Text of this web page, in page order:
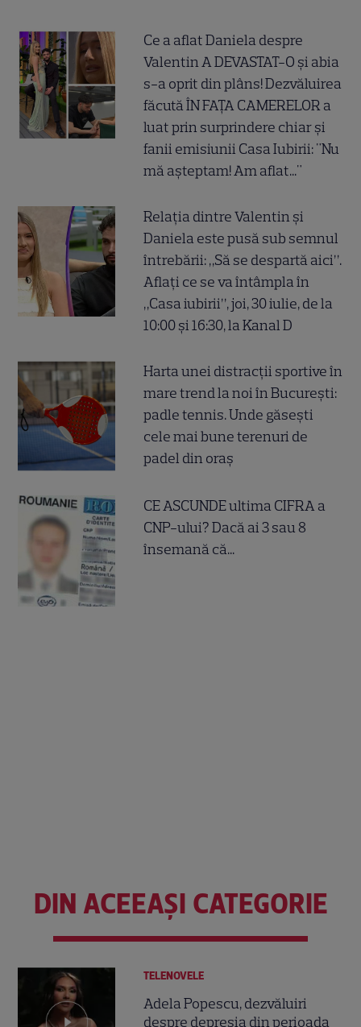
Ce a aflat Daniela despre
Valentin A DEVASTAT-O și abia
s-a oprit din plâns! Dezvăluirea
făcută ÎN FAȚA CAMERELOR a
luat prin surprindere chiar și
fanii emisiunii Casa Iubirii: "Nu
mă așteptam! Am aflat..."
Relația dintre Valentin și
Daniela este pusă sub semnul
întrebării: „Să se despartă aici”.
Aflați ce se va întâmpla în
„Casa iubirii”, joi, 30 iulie, de la
10:00 și 16:30, la Kanal D
Harta unei distracții sportive în
mare trend la noi în București:
padle tennis. Unde găsești
cele mai bune terenuri de
padel din oraș
CE ASCUNDE ultima CIFRA a
CNP-ului? Dacă ai 3 sau 8
însemană că...
DIN ACEEAȘI CATEGORIE
TELENOVELE
Adela Popescu, dezvăluiri
despre depresia din perioada